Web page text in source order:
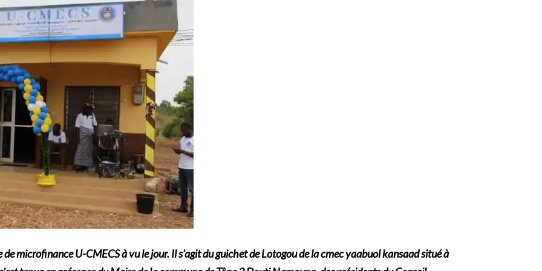
microfinance U-CMECS à vu le jour. Il s’agit du guichet de Lotogou de la cmec yaabuol kansaad situé à